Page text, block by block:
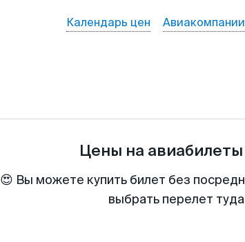
Календарь цен Авиакомпании
Цены на авиабилеты
😍 Вы можете купить билет без
выбрать перелет